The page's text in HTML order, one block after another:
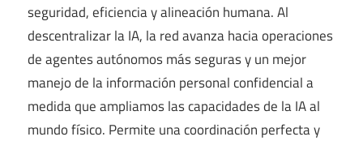
seguridad, eficiencia y alineación humana. Al
descentralizar la IA, la red avanza hacia operaciones
de agentes autónomos más seguras y un mejor
manejo de la información personal confidencial a
medida que ampliamos las capacidades de la IA al
mundo físico. Permite una coordinación perfecta y